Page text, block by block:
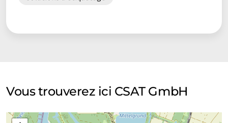
Vous trouverez ici CSAT GmbH